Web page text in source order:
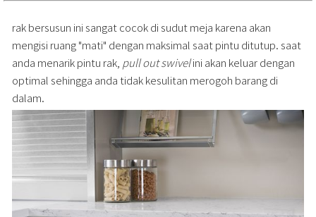
rak bersusun ini sangat cocok di sudut meja karena akan
mengisi ruang "mati" dengan maksimal saat pintu ditutup. saat
anda menarik pintu rak, pull out swivelini akan keluar dengan
optimal sehingga anda tidak kesulitan merogoh barang di
dalam.